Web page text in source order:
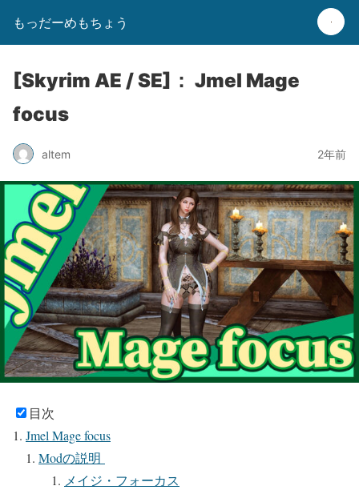
もっだーめもちょう
[Skyrim AE / SE]： Jmel Mage
focus
altem 2年前
目次
Jmel Mage focus
Modの説明
メイジ・フォーカス